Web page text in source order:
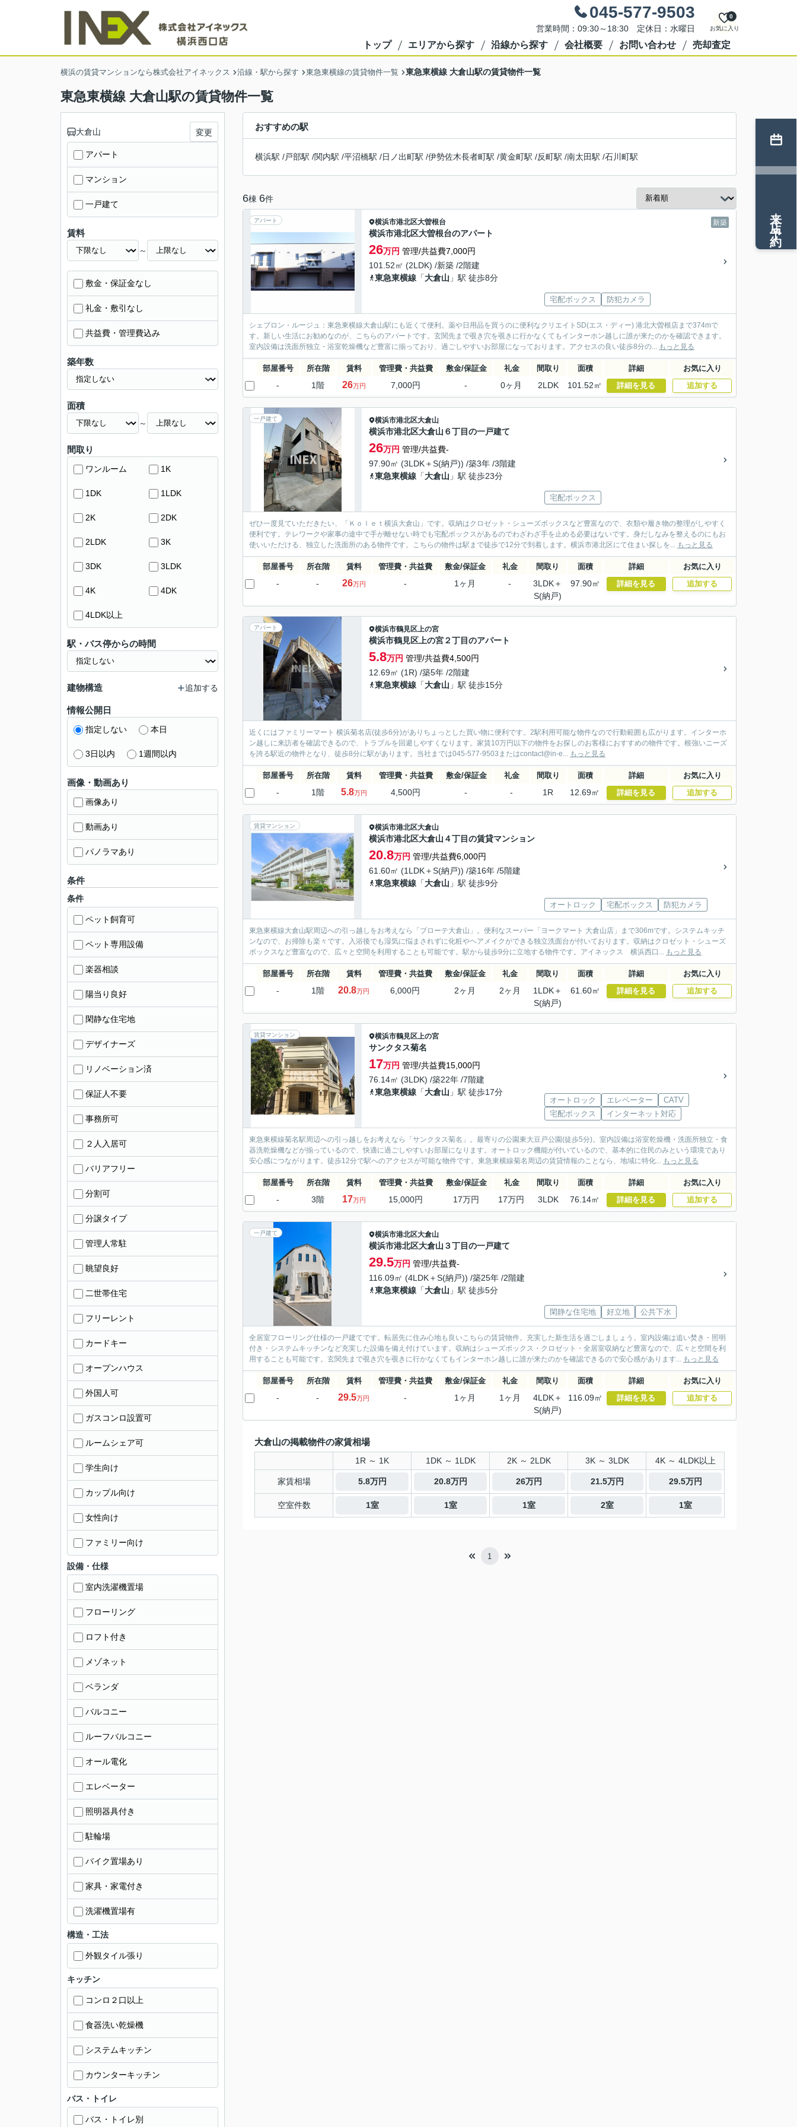
045-577-9503
営業時間：09:30～18:30 定休日：水曜日 お気に入り
0
トップ エリアから探す 沿線から探す 会社概要 お問い合わせ 売却査定
横浜の賃貸マンションなら株式会社アイネックス 沿線・駅から探す 東急東横線の賃貸物件一覧 東急東横線 大倉山駅の賃貸物件一覧
東急東横線 大倉山駅の賃貸物件一覧
おすすめの駅
横浜駅 /戸部駅 /関内駅 /平沼橋駅 /日ノ出町駅 /伊勢佐木長者町駅 /黄金町駅 /反町駅 /南太田駅 /石川町駅
6棟 6件
アパート 新築
横浜市港北区大曽根台
横浜市港北区大曽根台のアパート
26万円 管理/共益費7,000円
101.52㎡ (2LDK) /新築 /2階建
東急東横線 「大倉山 」駅 徒歩8分
宅配ボックス 防犯カメラ
シェブロン・ルージュ：東急東横線大倉山駅にも近くて便利。薬や日用品を買うのに便利なクリエイトSD(エス・ディー) 港北大曽根店まで374mで
す。新しい生活にお勧めなのが、こちらのアパートです。玄関先まで覗き穴を覗きに行かなくてもインターホン越しに誰が来たのかを確認できます。
室内設備は洗面所独立・浴室乾燥機など豊富に揃っており、過ごしやすいお部屋になっております。アクセスの良い徒歩8分の... もっと見る
部屋番号 所在階 賃料 管理費・共益費 敷金/保証金 礼金 間取り 面積 詳細 お気に入り
- 1階 26万円 7,000円 - 0ヶ月 2LDK 101.52㎡ 詳細を見る 追加する
一戸建て 横浜市港北区大倉山
横浜市港北区大倉山６丁目の一戸建て
26万円 管理/共益費-
97.90㎡ (3LDK＋S(納戸)) /築3年 /3階建
東急東横線 「大倉山 」駅 徒歩23分
宅配ボックス
ぜひ一度見ていただきたい、「Ｋｏｌｅｔ横浜大倉山」です。収納はクロゼット・シューズボックスなど豊富なので、衣類や履き物の整理がしやすく
便利です。テレワークや家事の途中で手が離せない時でも宅配ボックスがあるのでわざわざ手を止める必要はないです。身だしなみを整えるのにもお
使いいただける、独立した洗面所のある物件です。こちらの物件は駅まで徒歩で12分で到着します。横浜市港北区にて住まい探しを... もっと見る
部屋番号 所在階 賃料 管理費・共益費 敷金/保証金 礼金 間取り 面積 詳細 お気に入り
- - 26万円 - 1ヶ月 -
3LDK＋
S(納戸)
97.90㎡ 詳細を見る 追加する
アパート 横浜市鶴見区上の宮
横浜市鶴見区上の宮２丁目のアパート
5.8万円 管理/共益費4,500円
12.69㎡ (1R) /築5年 /2階建
東急東横線 「大倉山 」駅 徒歩15分
近くにはファミリーマート 横浜菊名店(徒歩6分)がありちょっとした買い物に便利です。2駅利用可能な物件なので行動範囲も広がります。インターホ
ン越しに来訪者を確認できるので、トラブルを回避しやすくなります。家賃10万円以下の物件をお探しのお客様におすすめの物件です。根強いニーズ
を誇る駅近の物件となり、徒歩8分に駅があります。当社までは045-577-9503またはcontact@in-e... もっと見る
部屋番号 所在階 賃料 管理費・共益費 敷金/保証金 礼金 間取り 面積 詳細 お気に入り
- 1階 5.8万円 4,500円 - - 1R 12.69㎡ 詳細を見る 追加する
賃貸マンション 横浜市港北区大倉山
横浜市港北区大倉山４丁目の賃貸マンション
20.8万円 管理/共益費6,000円
61.60㎡ (1LDK＋S(納戸)) /築16年 /5階建
東急東横線 「大倉山 」駅 徒歩9分
オートロック 宅配ボックス 防犯カメラ
東急東横線大倉山駅周辺への引っ越しをお考えなら「ブローテ大倉山」。便利なスーパー「ヨークマート 大倉山店」まで306mです。システムキッチ
ンなので、お掃除も楽々です。入浴後でも湿気に悩まされずに化粧やヘアメイクができる独立洗面台が付いております。収納はクロゼット・シューズ
ボックスなど豊富なので、広々と空間を利用することも可能です。駅から徒歩9分に立地する物件です。アイネックス 横浜西口... もっと見る
部屋番号 所在階 賃料 管理費・共益費 敷金/保証金 礼金 間取り 面積 詳細 お気に入り
- 1階 20.8万円 6,000円 2ヶ月 2ヶ月
1LDK＋
S(納戸)
61.60㎡ 詳細を見る 追加する
賃貸マンション 横浜市鶴見区上の宮
サンクタス菊名
17万円 管理/共益費15,000円
76.14㎡ (3LDK) /築22年 /7階建
東急東横線 「大倉山 」駅 徒歩17分
オートロック エレベーター
CATV
宅配ボックス
インターネット対応
東急東横線菊名駅周辺への引っ越しをお考えなら「サンクタス菊名」。最寄りの公園東大豆戸公園(徒歩5分)。室内設備は浴室乾燥機・洗面所独立・食
器洗乾燥機などが揃っているので、快適に過ごしやすいお部屋になります。オートロック機能が付いているので、基本的に住民のみという環境であり
安心感につながります。徒歩12分で駅へのアクセスが可能な物件です。東急東横線菊名周辺の賃貸情報のことなら、地域に特化... もっと見る
部屋番号 所在階 賃料 管理費・共益費 敷金/保証金 礼金 間取り 面積 詳細 お気に入り
- 3階 17万円 15,000円 17万円 17万円 3LDK 76.14㎡ 詳細を見る 追加する
一戸建て 横浜市港北区大倉山
横浜市港北区大倉山３丁目の一戸建て
29.5万円 管理/共益費-
116.09㎡ (4LDK＋S(納戸)) /築25年 /2階建
東急東横線 「大倉山 」駅 徒歩5分
閑静な住宅地 好立地 公共下水
全居室フローリング仕様の一戸建てです。転居先に住み心地も良いこちらの賃貸物件。充実した新生活を過ごしましょう。室内設備は追い焚き・照明
付き・システムキッチンなど充実した設備を備え付けています。収納はシューズボックス・クロゼット・全居室収納など豊富なので、広々と空間を利
用することも可能です。玄関先まで覗き穴を覗きに行かなくてもインターホン越しに誰が来たのかを確認できるので安心感があります... もっと見る
部屋番号 所在階 賃料 管理費・共益費 敷金/保証金 礼金 間取り 面積 詳細 お気に入り
- - 29.5万円 - 1ヶ月 1ヶ月
4LDK＋
S(納戸)
116.09㎡ 詳細を見る 追加する
大倉山の掲載物件の家賃相場
1R ～ 1K 1DK ～ 1LDK 2K ～ 2LDK 3K ～ 3LDK 4K ～ 4LDK以上
家賃相場 5.8万円 20.8万円 26万円 21.5万円 29.5万円
空室件数 1室 1室 1室 2室 1室
1
大倉山 変更
アパート
マンション
一戸建て
賃料
～
敷金・保証金なし
礼金・敷引なし
共益費・管理費込み
築年数
面積
～
間取り
ワンルーム 1K
1DK 1LDK
2K 2DK
2LDK 3K
3DK 3LDK
4K 4DK
4LDK以上
駅・バス停からの時間
建物構造 追加する
情報公開日
指定しない 本日
3日以内 1週間以内
画像・動画あり
画像あり
動画あり
パノラマあり
条件
条件
ペット飼育可
ペット専用設備
楽器相談
陽当り良好
閑静な住宅地
デザイナーズ
リノベーション済
保証人不要
事務所可
２人入居可
バリアフリー
分割可
分譲タイプ
管理人常駐
眺望良好
二世帯住宅
フリーレント
カードキー
オープンハウス
外国人可
ガスコンロ設置可
ルームシェア可
学生向け
カップル向け
女性向け
ファミリー向け
設備・仕様
室内洗濯機置場
フローリング
ロフト付き
メゾネット
ベランダ
バルコニー
ルーフバルコニー
オール電化
エレベーター
照明器具付き
駐輪場
バイク置場あり
家具・家電付き
洗濯機置場有
構造・工法
外観タイル張り
キッチン
コンロ２口以上
食器洗い乾燥機
システムキッチン
カウンターキッチン
バス・トイレ
バス・トイレ別
来店予約